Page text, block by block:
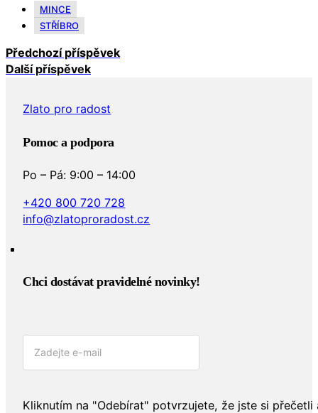
MINCE
STŘÍBRO
Předchozí příspěvek
Další příspěvek
Zlato pro radost
Pomoc a podpora
Po – Pá: 9:00 – 14:00
+420 800 720 728
info@zlatoproradost.cz
Chci dostávat pravidelné novinky!​
Kliknutím na "Odebírat" potvrzujete, že jste si přečetli